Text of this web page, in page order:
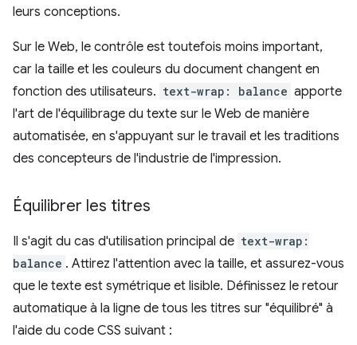
leurs conceptions.
Sur le Web, le contrôle est toutefois moins important,
car la taille et les couleurs du document changent en
fonction des utilisateurs. text-wrap: balance apporte
l'art de l'équilibrage du texte sur le Web de manière
automatisée, en s'appuyant sur le travail et les traditions
des concepteurs de l'industrie de l'impression.
Équilibrer les titres
Il s'agit du cas d'utilisation principal de text-wrap:
balance . Attirez l'attention avec la taille, et assurez-vous
que le texte est symétrique et lisible. Définissez le retour
automatique à la ligne de tous les titres sur "équilibré" à
l'aide du code CSS suivant :